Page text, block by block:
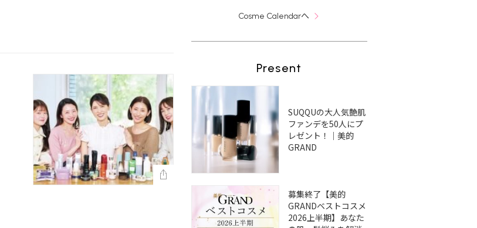
Cosme Calendarへ
Present
SUQQUの大人気艶肌
ファンデを50人にプ
レゼント！｜美的
GRAND
募集終了【美的
GRANDベストコスメ
2026上半期】あなた